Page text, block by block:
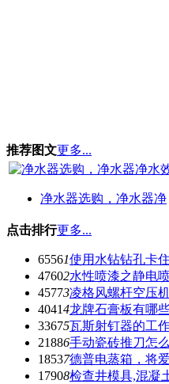
推荐图文更多...
净水器选购，净水器净
点击排行更多...
65561使用水钻钻孔卡
47602水性喷漆之静电
45773凌格风螺杆空压
40414龙牌石膏板有哪
33675瓦斯射钉器的工
21886手动瓷砖推刀怎
18537德普电蒸箱，将
17908检查井模具,混凝